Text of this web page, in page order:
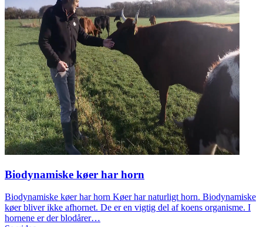
Biodynamiske køer har horn
Biodynamiske køer har horn Køer har naturligt horn. Biodynamiske
køer bliver ikke afhornet. De er en vigtig del af koens organisme. I
hornene er der blodårer…